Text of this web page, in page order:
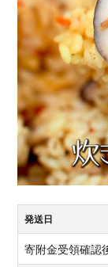
発送日
寄附金受領確認